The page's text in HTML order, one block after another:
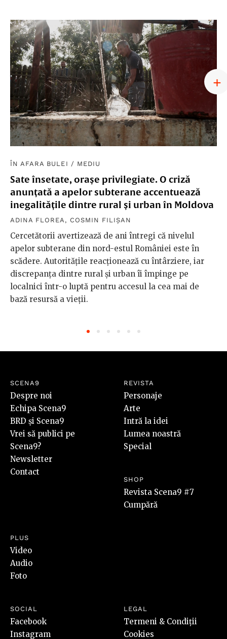
ÎN AFARA BULEI / MEDIU
Sate însetate, orașe privilegiate. O criză
anunțată a apelor subterane accentuează
inegalitățile dintre rural și urban în Moldova
ADINA FLOREA , COSMIN FILIȘAN
Cercetătorii avertizează de ani întregi că nivelul
apelor subterane din nord-estul României este în
scădere. Autoritățile reacționează cu întârziere, iar
discrepanța dintre rural și urban îi împinge pe
localnici într-o luptă pentru accesul la cea mai de
bază resursă a vieții.
SCENA9
Despre noi
Echipa Scena9
BRD și Scena9
Vrei să publici pe
Scena9?
Newsletter
Contact
REVISTA
Personaje
Arte
Intră la idei
Lumea noastră
Special
SHOP
Revista Scena9 #7
Cumpără
PLUS
Video
Audio
Foto
SOCIAL
Facebook
Instagram
LEGAL
Termeni & Condiții
Cookies